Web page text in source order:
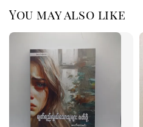
You may also like